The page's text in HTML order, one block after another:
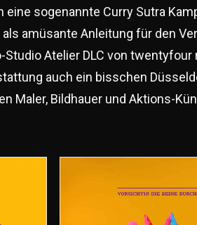
eine sogenannte Curry Sutra
amüsante Anleitung für den
Studio Atelier DLC von
auch ein bisschen
Maler, Bildhauer und Aktions-